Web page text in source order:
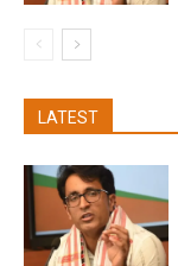
LATEST